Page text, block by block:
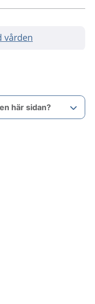
vården
här sidan?